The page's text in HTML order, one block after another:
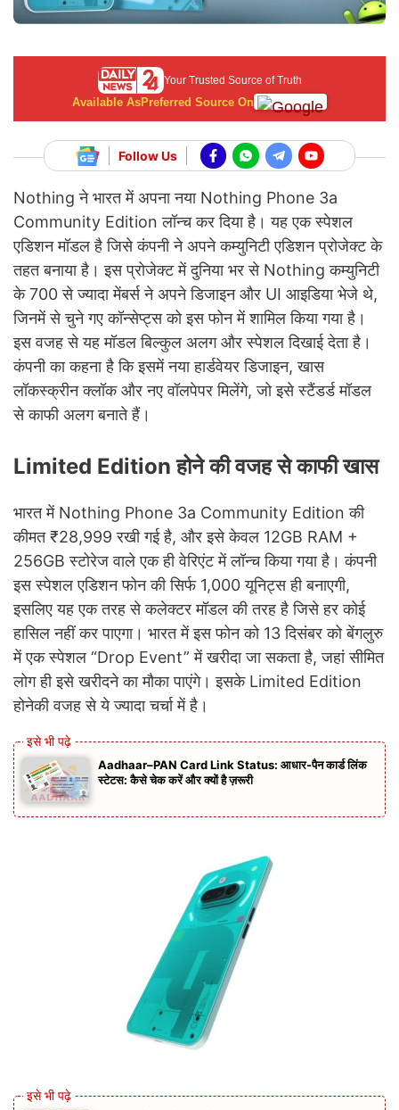
Your Trusted Source of Truth
Available AsPreferred Source On
Follow Us
Nothing ने भारत में अपना नया Nothing Phone 3a
Community Edition लॉन्च कर दिया है। यह एक स्पेशल
एडिशन मॉडल है जिसे कंपनी ने अपने कम्युनिटी एडिशन प्रोजेक्ट के
तहत बनाया है। इस प्रोजेक्ट में दुनिया भर से Nothing कम्युनिटी
के 700 से ज्यादा मेंबर्स ने अपने डिजाइन और UI आइडिया भेजे थे,
जिनमें से चुने गए कॉन्सेप्ट्स को इस फोन में शामिल किया गया है।
इस वजह से यह मॉडल बिल्कुल अलग और स्पेशल दिखाई देता है।
कंपनी का कहना है कि इसमें नया हार्डवेयर डिजाइन, खास
लॉकस्क्रीन क्लॉक और नए वॉलपेपर मिलेंगे, जो इसे स्टैंडर्ड मॉडल
से काफी अलग बनाते हैं।
Limited Edition होने की वजह से काफी खास
भारत में Nothing Phone 3a Community Edition की
कीमत ₹28,999 रखी गई है, और इसे केवल 12GB RAM +
256GB स्टोरेज वाले एक ही वेरिएंट में लॉन्च किया गया है। कंपनी
इस स्पेशल एडिशन फोन की सिर्फ 1,000 यूनिट्स ही बनाएगी,
इसलिए यह एक तरह से कलेक्टर मॉडल की तरह है जिसे हर कोई
हासिल नहीं कर पाएगा। भारत में इस फोन को 13 दिसंबर को बेंगलुरु
में एक स्पेशल “Drop Event” में खरीदा जा सकता है, जहां सीमित
लोग ही इसे खरीदने का मौका पाएंगे। इसके Limited Edition
होनेकी वजह से ये ज्यादा चर्चा में है।
Aadhaar–PAN Card Link Status: आधार-पैन कार्ड लिंक
स्टेटस: कैसे चेक करें और क्यों है ज़रूरी